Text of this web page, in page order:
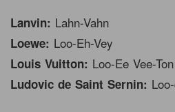
Lanvin: Lahn-Vahn
Loewe: Loo-Eh-Vey
Louis Vuitton: Loo-Ee Vee-Ton
Ludovic de Saint Sernin: